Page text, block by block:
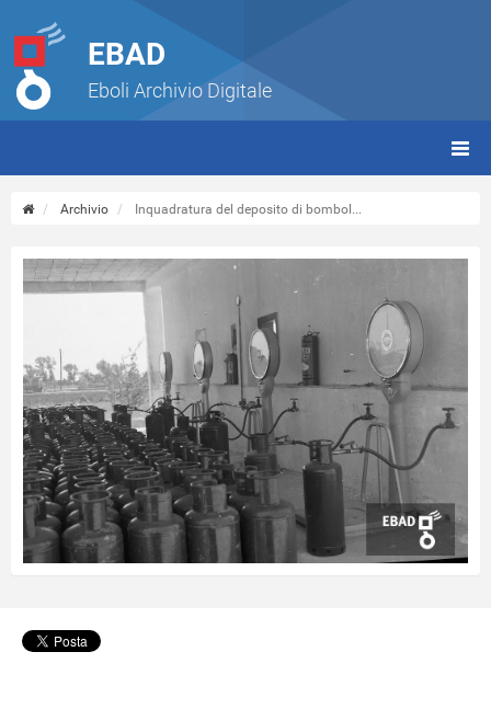
EBAD
Eboli Archivio Digitale
Archivio Inquadratura del deposito di bombol...